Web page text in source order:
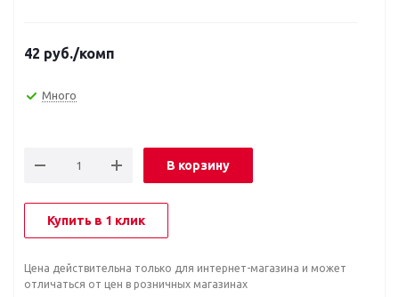
42 руб./комп
Много
В корзину
Купить в 1 клик
Цена действительна только для интернет-магазина и может
отличаться от цен в розничных магазинах